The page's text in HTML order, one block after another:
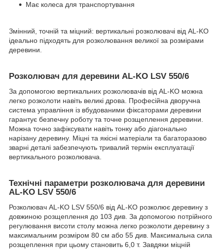
Має колеса для транспортування
Змінний, точній та міцний: вертикальні розколювачі від AL-KO
ідеально підходять для розколювання великої за розмірами
деревини.
Розколювач для деревини AL-KO LSV 550/6
За допомогою вертикальних розколювачів від AL-KO можна
легко розколоти навіть великі дрова. Професійна дворучна
система управління із вбудованими фіксаторами деревини
гарантує безпечну роботу та точне розщеплення деревини.
Можна точно зафіксувати навіть тонку або діагонально
нарізану деревину. Міцні та якісні матеріали та багаторазово
зварні деталі забезпечують тривалий термін експлуатації
вертикального розколювача.
Технічні параметри розколювача для деревини
AL-KO LSV 550/6
Розколювач AL-KO LSV 550/6 від AL-KO розколює деревину з
довжиною розщеплення до 103 див. За допомогою потрійного
регулювання висоти столу можна легко розколоти деревину з
максимальним розміром 80 см або 55 див. Максимальна сила
розщеплення при цьому становить 6,0 т. Завдяки міцній